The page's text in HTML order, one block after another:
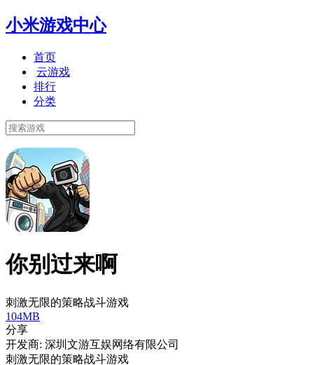
小米游戏中心
首页
云游戏
排行
分类
你别过来啊
刺激无限的策略战斗游戏
104MB
分享
开发商: 深圳文游互娱网络有限公司
刺激无限的策略战斗游戏